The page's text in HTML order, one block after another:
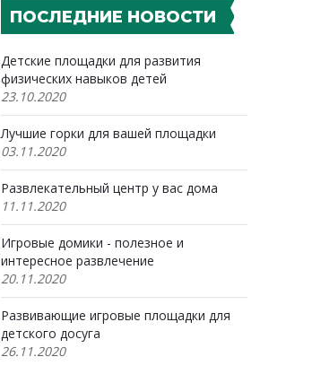
ПОСЛЕДНИЕ НОВОСТИ
Детские площадки для развития
физических навыков детей
23.10.2020
Лучшие горки для вашей площадки
03.11.2020
Развлекательный центр у вас дома
11.11.2020
Игровые домики - полезное и
интересное развлечение
20.11.2020
Развивающие игровые площадки для
детского досуга
26.11.2020